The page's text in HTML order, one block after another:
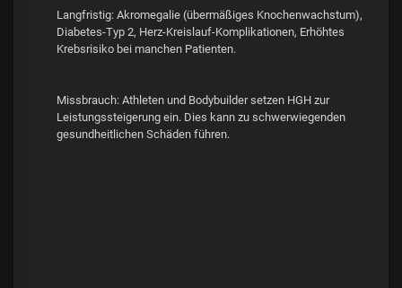
Langfristig: Akromegalie (übermäßiges Knochenwachstum),
Diabetes-Typ 2, Herz-Kreislauf-Komplikationen, Erhöhtes
Krebsrisiko bei manchen Patienten.
Missbrauch: Athleten und Bodybuilder setzen HGH zur
Leistungssteigerung ein. Dies kann zu schwerwiegenden
gesundheitlichen Schäden führen.